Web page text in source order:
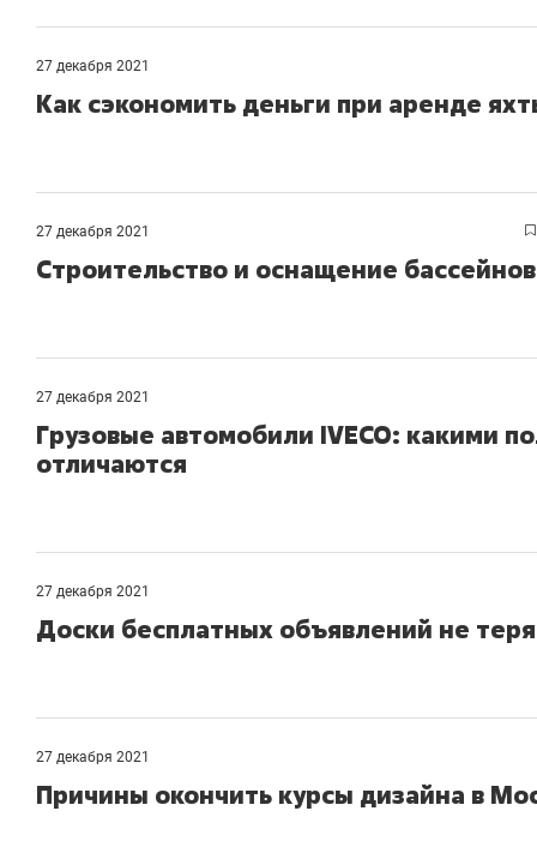
27 декабря 2021
Как сэкономить деньги при аренде
27 декабря 2021
Строительство и оснащение бассейнов
27 декабря 2021
Грузовые автомобили IVECO: какими
отличаются
27 декабря 2021
Доски бесплатных объявлений не
27 декабря 2021
Причины окончить курсы дизайна в